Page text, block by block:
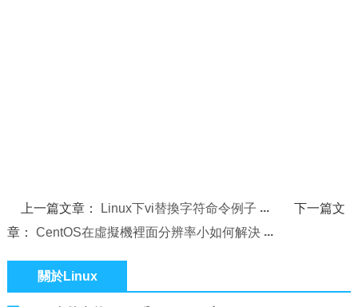
上一篇文章： Linux下vi替換字符命令例子
下一篇文
章： CentOS在虛擬機裡面分辨率小如何解決
關於Linux